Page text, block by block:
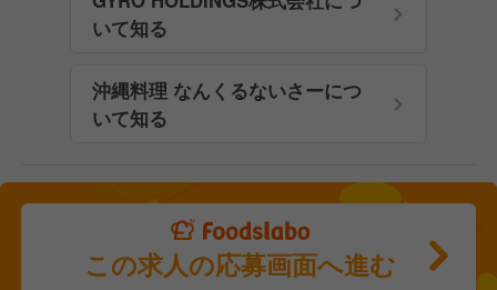
いて知る
沖縄料理 なんくるないさーにつ
いて知る
この求人の応募画面へ進む